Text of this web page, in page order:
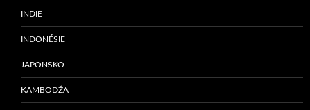
INDIE
INDONÉSIE
JAPONSKO
KAMBODŽA